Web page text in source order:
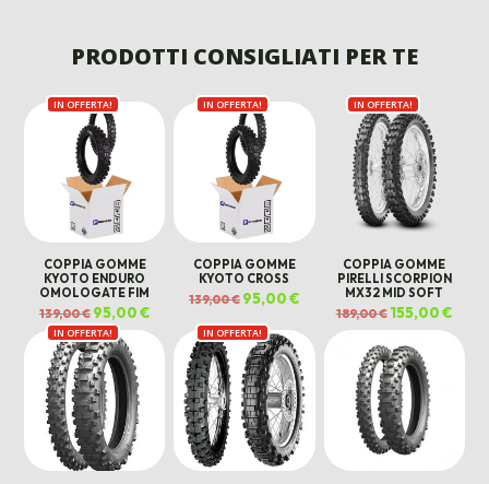
PRODOTTI CONSIGLIATI PER TE
IN OFFERTA!
COPPIA GOMME
KYOTO ENDURO
OMOLOGATE FIM
139,00€ Il
prezzo
originale
era:
139,00 €.
95,00€Il
prezzo
attuale
è:
95,00 €.
IN OFFERTA!
COPPIA GOMME
KYOTO CROSS
139,00€ Il
prezzo
era:
139,00 €.
95,00€Il
prezzo
attuale
è:
95,00 €.
IN OFFERTA!
COPPIA GOMME
PIRELLI SCORPION
MX32 MID SOFT
189,00€ Il
prezzo
originale
era:
189,00 €.
155,00€Il
è:
IN OFFERTA! IN OFFERTA!